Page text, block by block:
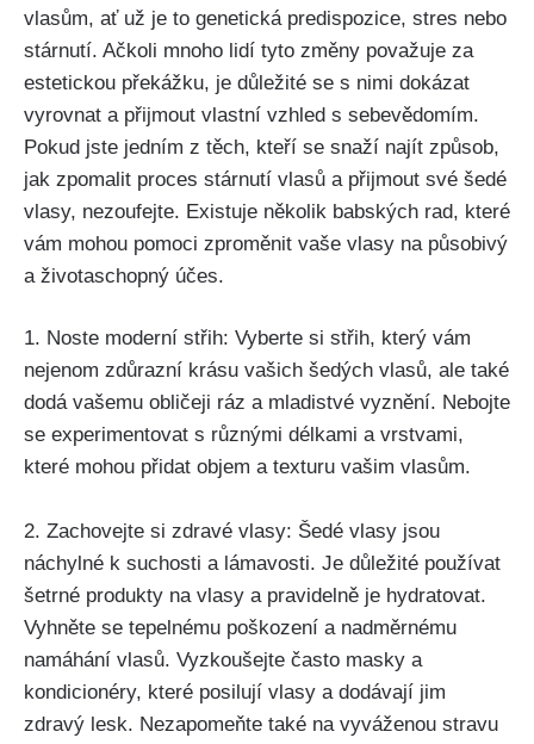
vlasům, ať už je to genetická predispozice, stres nebo
stárnutí. Ačkoli mnoho lidí tyto změny považuje za
estetickou ⁣překážku, je důležité se s nimi dokázat
vyrovnat a přijmout vlastní vzhled s sebevědomím.
Pokud jste jedním z těch, kteří se snaží najít způsob,
jak zpomalit​ proces stárnutí vlasů a přijmout své šedé
vlasy, ‌nezoufejte. Existuje několik babských⁤ rad, které
vám mohou pomoci zproměnit vaše vlasy na působivý
a životaschopný účes.
1. Noste moderní⁤ střih: Vyberte si střih,⁤ který ⁢vám
nejenom zdůrazní krásu vašich šedých vlasů, ale také‍
dodá vašemu obličeji ráz a mladistvé vyznění.⁣ Nebojte⁤
se experimentovat s různými délkami a vrstvami,
které⁣ mohou přidat objem a texturu vašim vlasům.
2. Zachovejte​ si zdravé vlasy: Šedé vlasy jsou
náchylné k suchosti a lámavosti. Je důležité používat
šetrné produkty⁢ na vlasy a ‌pravidelně je hydratovat.
Vyhněte se tepelnému poškození a nadměrnému
namáhání vlasů. Vyzkoušejte často masky a
kondicionéry, které posilují vlasy a dodávají jim
zdravý lesk. Nezapomeňte také na vyváženou stravu